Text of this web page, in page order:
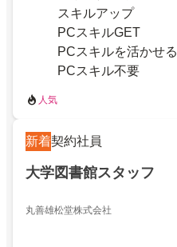
スキルアップ
PCスキルGET
PCスキルを活かせる
PCスキル不要
人気
新着契約社員
大学図書館スタッフ
丸善雄松堂株式会社